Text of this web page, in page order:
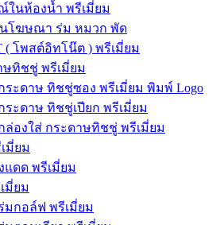
ในห้องน้ำ พรีเมี่ยม
โฆษณา ร่ม หมวก พัด
( โพสต์อิทโน๊ต ) พรีเมี่ยม
ษทิชชู่ พรีเมี่ยม
ระดาษ ทิชชู่ซอง พรีเมี่ยม พิมพ์ Logo
ระดาษ ทิชชู่เปียก พรีเมี่ยม
ล่องใส่ กระดาษทิชชู่ พรีเมี่ยม
มี่ยม
แดด พรีเมี่ยม
มี่ยม
มกอล์ฟ พรีเมี่ยม